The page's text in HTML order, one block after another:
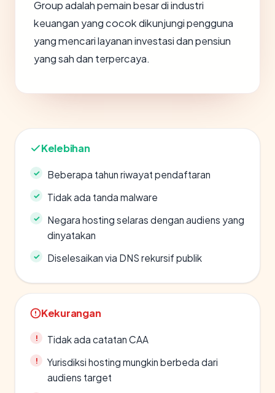
Group adalah pemain besar di industri
keuangan yang cocok dikunjungi pengguna
yang mencari layanan investasi dan pensiun
yang sah dan terpercaya.
Kelebihan
Beberapa tahun riwayat pendaftaran
Tidak ada tanda malware
Negara hosting selaras dengan audiens yang
dinyatakan
Diselesaikan via DNS rekursif publik
Kekurangan
Tidak ada catatan CAA
Yurisdiksi hosting mungkin berbeda dari
audiens target